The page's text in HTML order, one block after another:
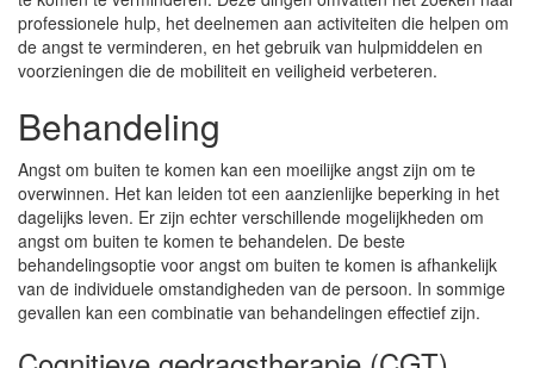
professionele hulp, het deelnemen aan activiteiten die helpen om
de angst te verminderen, en het gebruik van hulpmiddelen en
voorzieningen die de mobiliteit en veiligheid verbeteren.
Behandeling
Angst om buiten te komen kan een moeilijke angst zijn om te
overwinnen. Het kan leiden tot een aanzienlijke beperking in het
dagelijks leven. Er zijn echter verschillende mogelijkheden om
angst om buiten te komen te behandelen. De beste
behandelingsoptie voor angst om buiten te komen is afhankelijk
van de individuele omstandigheden van de persoon. In sommige
gevallen kan een combinatie van behandelingen effectief zijn.